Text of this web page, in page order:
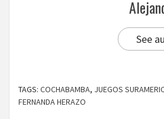
See
TAGS: COCHABAMBA, JUEGOS
FERNANDA HERAZO